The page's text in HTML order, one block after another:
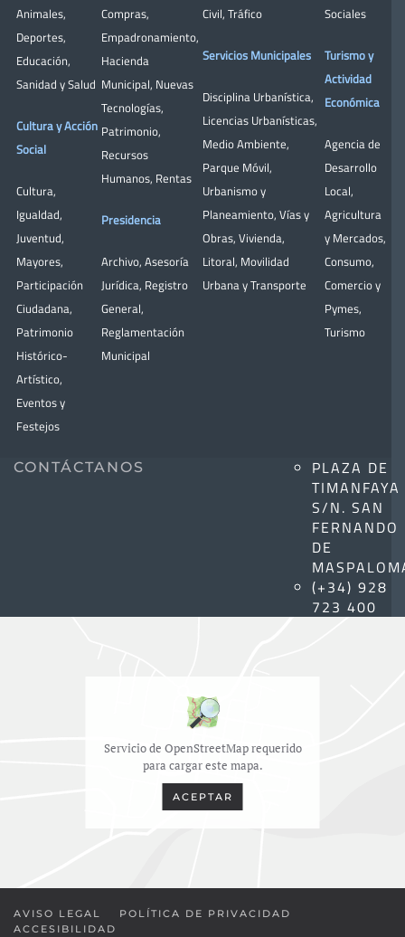
Animales,
Deportes,
Educación,
Sanidad y Salud
Cultura y Acción
Social
Cultura,
Igualdad,
Juventud,
Mayores,
Participación
Ciudadana,
Patrimonio
Histórico-
Artístico,
Eventos y
Festejos
Compras,
Empadronamiento,
Hacienda
Municipal, Nuevas
Tecnologías,
Patrimonio,
Recursos
Humanos, Rentas
Presidencia
Archivo, Asesoría
Jurídica, Registro
General,
Reglamentación
Municipal
Civil, Tráfico
Servicios Municipales
Disciplina Urbanística,
Licencias Urbanísticas,
Medio Ambiente,
Parque Móvil,
Urbanismo y
Planeamiento, Vías y
Obras, Vivienda,
Litoral, Movilidad
Urbana y Transporte
Sociales
Turismo y
Actividad
Económica
Agencia de
Desarrollo
Local,
Agricultura
y Mercados,
Consumo,
Comercio y
Pymes,
Turismo
CONTÁCTANOS
PLAZA DE
TIMANFAYA
S/N. SAN
FERNANDO
DE
(+34) 928
723 400
Servicio de OpenStreetMap requerido
para cargar este mapa.
ACEPTAR
AVISO LEGAL
POLÍTICA DE PRIVACIDAD
ACCESIBILIDAD